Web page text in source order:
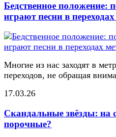
Бедственное
играют песни в
Многие из нас заходят в
переходов, не обращая
17.03.26
Скандальные звёзды: на
порочные?